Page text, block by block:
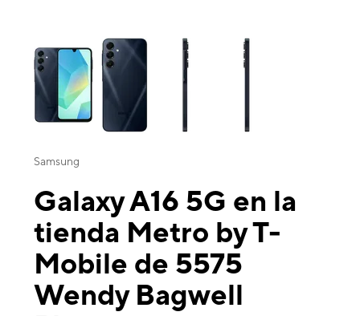
This carousel contains a column of small thumbnails. Selecting a
Samsung
Galaxy A16 5G en la
tienda Metro by T-
Mobile de 5575
Wendy Bagwell